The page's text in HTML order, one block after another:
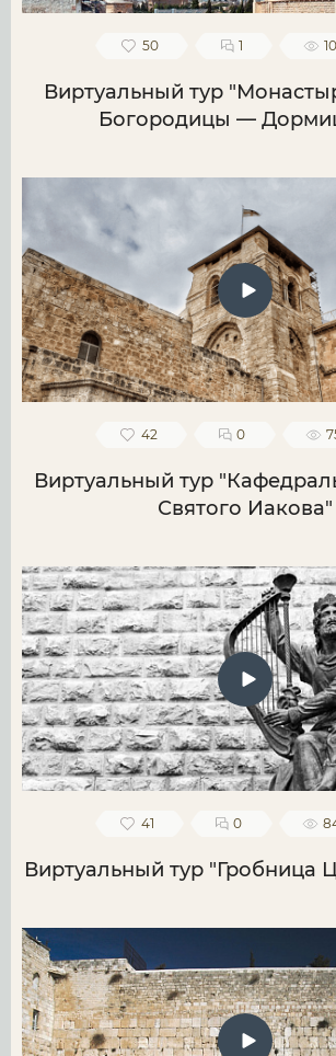
50 1
Виртуальный тур
Богородицы —
42 0
Виртуальный тур
Святого Иакова"
41 0
Виртуальный тур "Гробница